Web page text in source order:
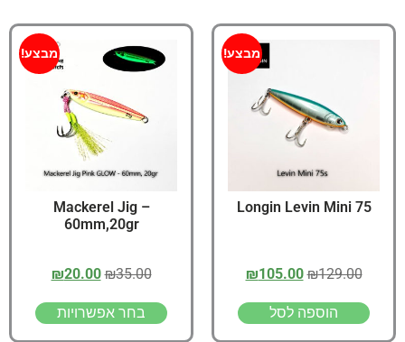
מבצע!
Longin Levin Mini 75
₪129.00
₪105.00
הוספה לסל
מבצע!
Mackerel Jig –
60mm,20gr
₪35.00
₪20.00
בחר אפשרויות